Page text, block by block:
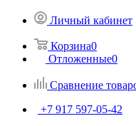
Личный кабинет
Корзина0
Отложенные0
Сравнение
+7 917 597-05-42